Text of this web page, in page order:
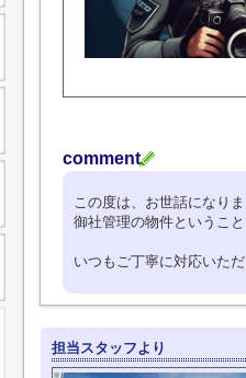
comment
この度は、お世話になりま
御社管理の物件というこ
いつもご丁寧に対応いた
担当スタッフより